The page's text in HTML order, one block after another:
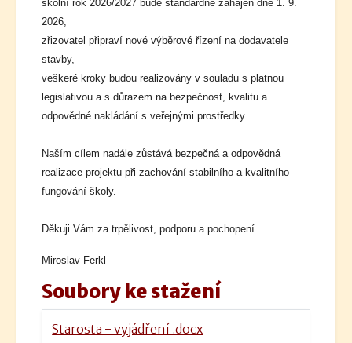
školní rok 2026/2027 bude standardně zahájen dne 1. 9.
2026,
zřizovatel připraví nové výběrové řízení na dodavatele
stavby,
veškeré kroky budou realizovány v souladu s platnou
legislativou a s důrazem na bezpečnost, kvalitu a
odpovědné nakládání s veřejnými prostředky.
Naším cílem nadále zůstává bezpečná a odpovědná
realizace projektu při zachování stabilního a kvalitního
fungování školy.
Děkuji Vám za trpělivost, podporu a pochopení.
Miroslav Ferkl
Soubory ke stažení
Starosta - vyjádření .docx